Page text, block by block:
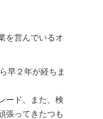
を営んでいるオ
早２年が経ちま
ード、また、検
張ってきたつも